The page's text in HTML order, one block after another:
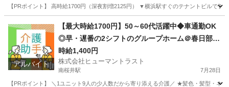
【PRポイント】 高時給1700円（深夜割増2125円） ▼横浜駅すぐのテナントビル
横浜駅 その他 ヒューマントラスト
アルバイト
【最大時給1700円】50～60代活躍中◆車通勤OK
◎早・遅番の2シフトのグループホーム＠春日部(E
S1W-3334_1)
時給1,400円
株式会社ヒューマントラスト
南桜井駅 7月28日
【PRポイント】 ＼1ユニット9人の少人数だから寄り添える介護／ ★髪色・髪型・